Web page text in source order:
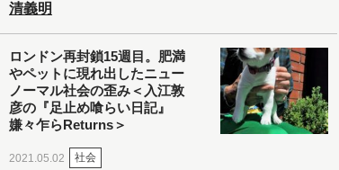
清義明
ロンドン再封鎖15週目。肥満
やペットに現れ出したニュー
ノーマル社会の歪み＜入江敦
彦の『足止め喰らい日記』
嫌々乍らReturns＞
2021.05.02 社会